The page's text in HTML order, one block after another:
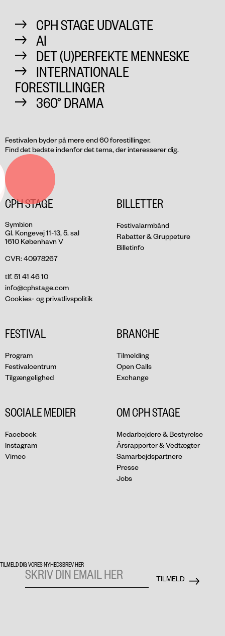
CPH STAGE UDVALGTE
AI
DET (U)PERFEKTE MENNESKE
INTERNATIONALE
FORESTILLINGER
360° DRAMA
Festivalen byder på mere end 60 forestillinger.
Find det bedste indenfor det tema, der interesserer dig.
CPH STAGE
Symbion
Gl. Kongevej 11-13, 5. sal
1610 København V
CVR: 40978267
tlf. 51 41 46 10
info@cphstage.com
Cookies- og privatlivspolitik
BILLETTER
Festivalarmbånd
Rabatter & Gruppeture
Billetinfo
FESTIVAL
Program
Festivalcentrum
Tilgængelighed
BRANCHE
Tilmelding
Open Calls
Exchange
SOCIALE MEDIER
Facebook
Instagram
Vimeo
OM CPH STAGE
Medarbejdere & Bestyrelse
Årsrapporter & Vedtægter
Samarbejdspartnere
Presse
Jobs
TILMELD DIG VORES NYHEDSBREV HER